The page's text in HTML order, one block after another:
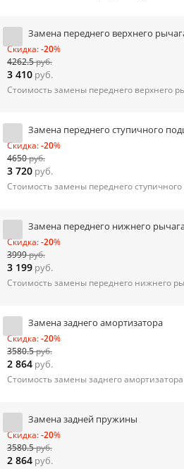
Замена переднего верхнего
Скидка:-20%
4262.5руб.
3 410 руб.
Стоимость замены переднего верхнего
Замена переднего ступичного
Скидка:-20%
4650руб.
3 720 руб.
Стоимость замены переднего
Замена переднего нижнего
Скидка:-20%
3999руб.
3 199 руб.
Стоимость замены переднего нижнего
Замена заднего амортизатора
Скидка:-20%
3580.5руб.
2 864 руб.
Стоимость замены заднего амортизатора
Замена задней пружины
Скидка:-20%
3580.5руб.
2 864 руб.